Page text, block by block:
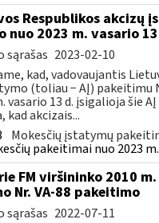
Respublikos akcizų
nuo 2023 m. vasario
sąrašas 2023-02-10
kad, vadovaujantis
(toliau − AĮ) pakeitimu
vasario 13 d. įsigalioja šie
akcizais...
Mokesčių įstatymų
pakeitimai nuo 2023 m.
FM viršininko 2010
Nr. VA-88 pakeitimo
sąrašas 2022-07-11